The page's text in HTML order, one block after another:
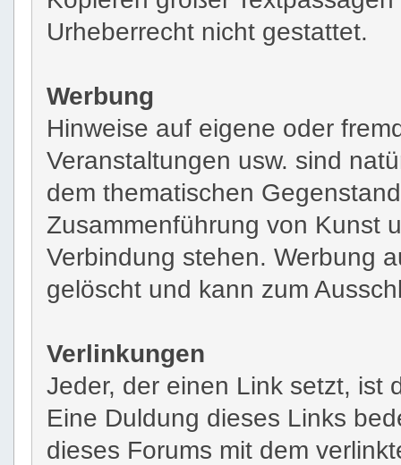
Urheberrecht nicht gestattet.
Werbung
Hinweise auf eigene oder
Veranstaltungen usw. sind
dem thematischen
Zusammenführung von Kunst
Verbindung stehen. Werbung
gelöscht und kann zum
Verlinkungen
Jeder, der einen Link setzt, ist
Eine Duldung dieses Links
dieses Forums mit dem